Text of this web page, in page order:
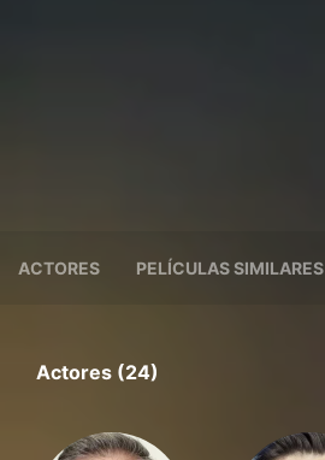
ACTORES PELÍCULAS SIMILARES
Actores (24)